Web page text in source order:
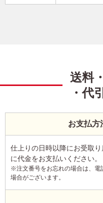
干支(午年) 和風 謹賀
送料
・代
お支払方
仕上りの日時以降にお受取
に代金をお支払いください。
※注文番号をお忘れの場合は、電
場合がございます。